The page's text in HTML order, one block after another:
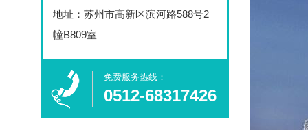
地址：苏州市高新区滨河路588号2
幢B809室
免费服务热线：​
0512-68317426